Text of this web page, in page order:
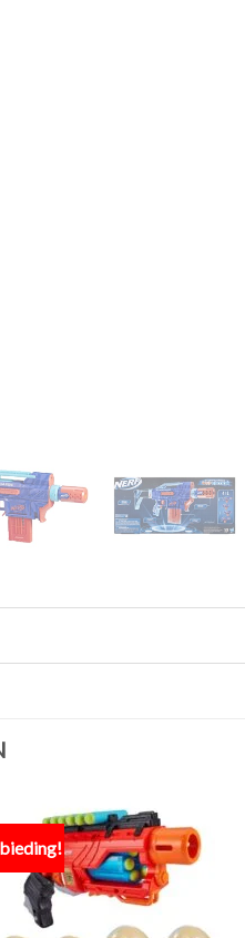
Toevoegen
aan
verlanglijst